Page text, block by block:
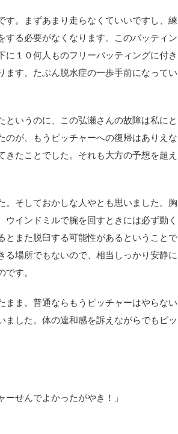
す。まずあまり走らなくていいですし、練
する必要がなくなります。このバッティン
１０何人ものフリーバッティングに付き
す。たぶん脱水症の一歩手前になってい
いうのに、この弘瀬さんの故障は私にと
のが、もうピッチャーへの復帰はありえな
たことでした。それも大方の予想を超え
。そしておかしな人やとも思いました。胸
インドミルで腕を回すときには必ず動く
とまた脱臼する可能性があるということで
場所でもないので、相当しっかり安静に
す。
まま。普通ならもうピッチャーはやらない
ました。体の違和感を訴えながらでもピッ
ーせんでよかったがやき！」